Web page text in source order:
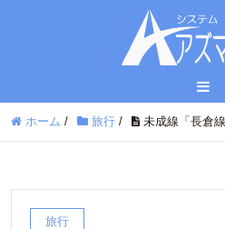
ホーム / 旅行 / 未成線「長倉
旅行